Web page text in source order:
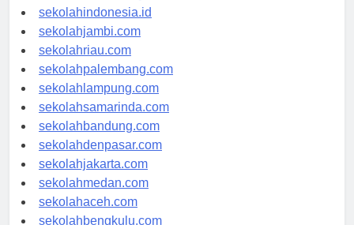
rsud-indonesia.org
sekolahindonesia.id
sekolahjambi.com
sekolahriau.com
sekolahpalembang.com
sekolahlampung.com
sekolahsamarinda.com
sekolahbandung.com
sekolahdenpasar.com
sekolahjakarta.com
sekolahmedan.com
sekolahaceh.com